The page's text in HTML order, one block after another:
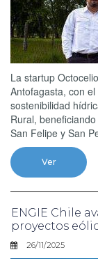
La startup
Antofagasta, con
sostenibilidad
Rural,
San Felipe y San
Ver
ENGIE Chile
proyectos
26/11/2025